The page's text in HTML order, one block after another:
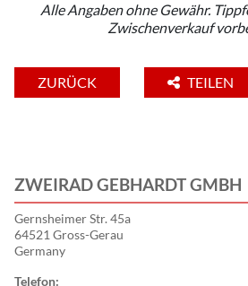
Alle Angaben ohne Gewähr.
Zwischenverkauf
ZURÜCK TEILEN
ZWEIRAD GEBHARDT GMBH
Gernsheimer Str. 45a
64521 Gross-Gerau
Germany
Telefon: